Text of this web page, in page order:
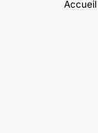
Accueil